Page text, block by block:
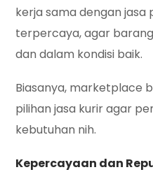
kerja sama dengan jasa
terpercaya, agar
dan dalam kondisi baik.
Biasanya, marketplace
pilihan jasa kurir agar
kebutuhan nih.
Kepercayaan dan